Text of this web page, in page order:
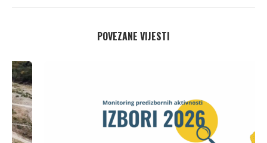
POVEZANE VIJESTI